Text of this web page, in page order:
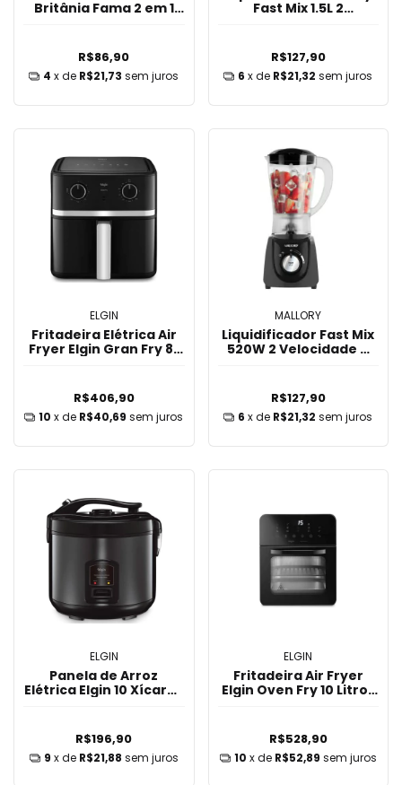
Britânia Fama 2 em 1
R$86,90
4 x de R$21,73 sem juros
Fast Mix 1.5L 2
R$127,90
6 x de R$21,32 sem juros
ELGIN
Fritadeira Elétrica Air
Fryer Elgin Gran Fry 8L
R$406,90
10 x de R$40,69 sem juros
MALLORY
Liquidificador Fast Mix
520W 2 Velocidade e
R$127,90
6 x de R$21,32 sem juros
ELGIN
Panela de Arroz
Elétrica Elgin 10 Xícaras
R$196,90
9 x de R$21,88 sem juros
ELGIN
Fritadeira Air Fryer
Elgin Oven Fry 10 Litros
R$528,90
10 x de R$52,89 sem juros